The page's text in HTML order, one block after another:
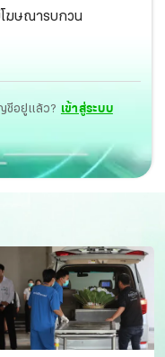
โฆษณารบกวน
ชีอยู่แล้ว? เข้าสู่ระบบ